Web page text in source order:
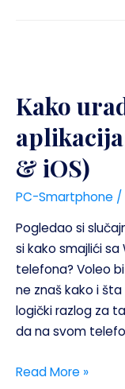
Kako
& iOS)
PC-Smartphone /
Pogledao si
si kako smajlići
telefona? Voleo
ne znaš kako i
logički razlog za
da na svom
Read More »